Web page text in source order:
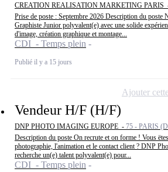
CREATION REALISATION MARKETING PARIS
Prise de poste : Septembre 2026 Description du poste
Graphiste Junior polyvalent(e) avec une solide
d'image, création graphique et montage...
CDI - Temps plein
Publié il y a 15 jours
Vendeur H/F (H/F)
DNP PHOTO IMAGING EUROPE - 75 - PARIS
Description du poste On recrute et on forme ! Vous
photographie, l'animation et le contact client ? DNP
recherche un(e) talent polyvalent(e) pour...
CDI - Temps plein
Ajouter